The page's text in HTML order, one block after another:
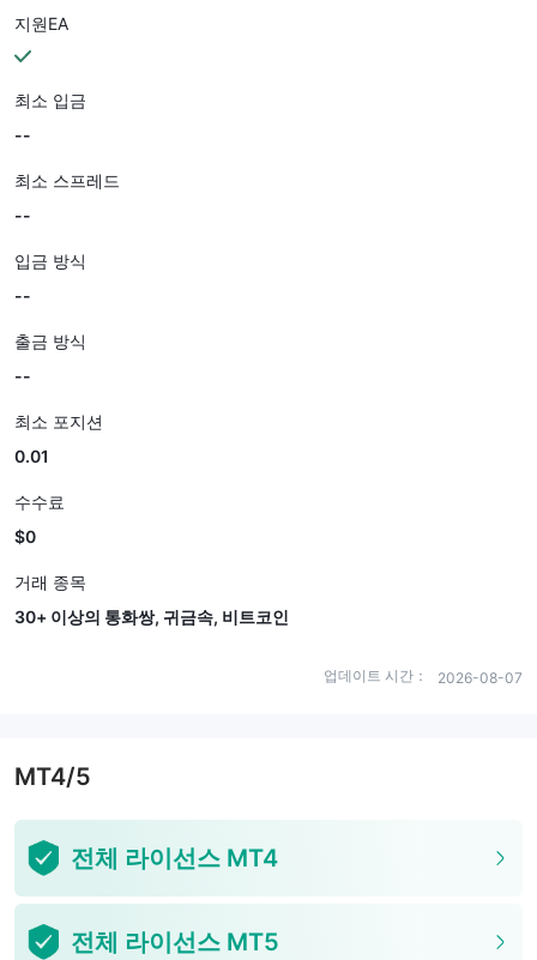
지원EA
최소 입금
--
최소 스프레드
--
입금 방식
--
출금 방식
--
최소 포지션
0.01
수수료
$0
거래 종목
30+ 이상의 통화쌍, 귀금속, 비트코인
업데이트 시간： 2026-08-07
MT4/5
전체 라이선스 MT4
전체 라이선스 MT5